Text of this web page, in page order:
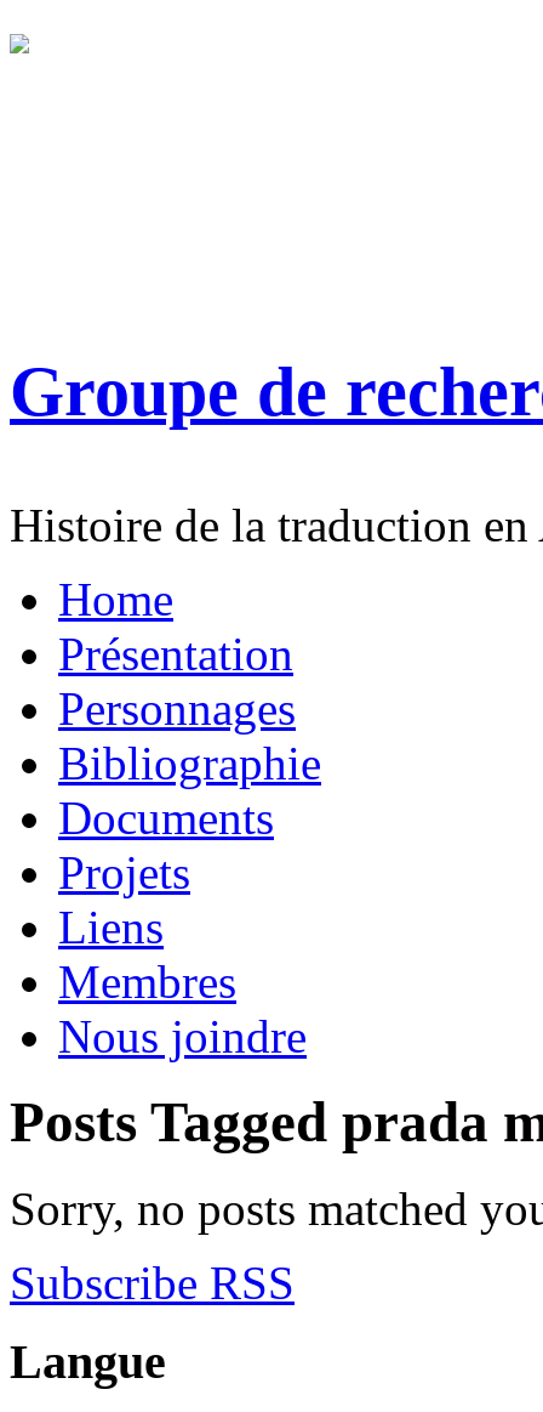
Groupe de
Histoire de la traduction
Home
Présentation
Personnages
Bibliographie
Documents
Projets
Liens
Membres
Nous joindre
Posts Tagged prada
Sorry, no posts matched
Subscribe RSS
Langue